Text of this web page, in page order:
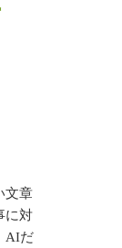
文章
に対
AIだ